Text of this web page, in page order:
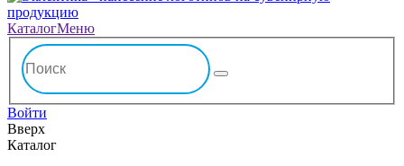
КаталогМеню
Войти
Вверх
Каталог